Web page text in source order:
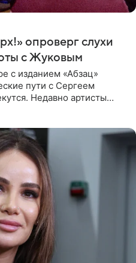
опроверг слухи
с Жуковым
с изданием «Абзац»
пути с Сергеем
Недавно артисты